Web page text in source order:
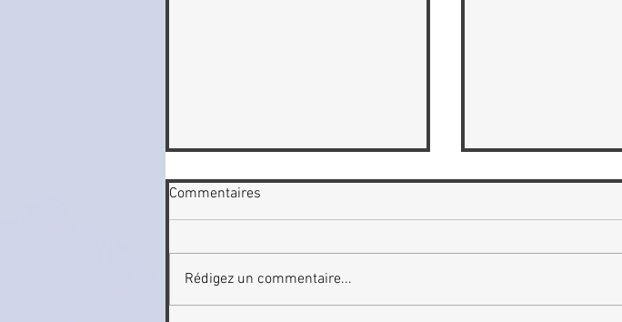
Commentaires
Rédigez un commentaire...